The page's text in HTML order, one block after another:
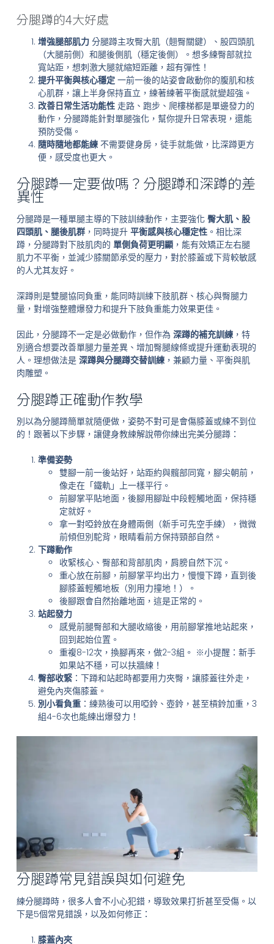
分腿蹲的4大好處
增強腿部肌力分腿蹲主攻臀大肌（翹臀關鍵）、股四頭肌
（大腿前側）和腿後側肌（穩定後側）。想多練臀部就拉
寬站距，想刺激大腿就縮短距離，超有彈性！
提升平衡與核心穩定一前一後的站姿會啟動你的腹肌和核
心肌群，讓上半身保持直立，練著練著平衡感就變超強。
改善日常生活功能性走路、跑步、爬樓梯都是單邊發力的
動作，分腿蹲能針對單腿強化，幫你提升日常表現，還能
預防受傷。
隨時隨地都能練不需要健身房，徒手就能做，比深蹲更方
便，感受度也更大。
分腿蹲一定要做嗎？分腿蹲和深蹲的差
異性
分腿蹲是一種單腿主導的下肢訓練動作，主要強化 臀大肌、股
四頭肌、腿後肌群，同時提升 平衡感與核心穩定性。相比深
蹲，分腿蹲對下肢肌肉的 單側負荷更明顯，能有效矯正左右腿
肌力不平衡，並減少膝關節承受的壓力，對於膝蓋或下背較敏感
的人尤其友好。
深蹲則是雙腿協同負重，能同時訓練下肢肌群、核心與臀腿力
量，對增強整體爆發力和提升下肢負重能力效果更佳。
因此，分腿蹲不一定是必做動作，但作為 深蹲的補充訓練，特
別適合想要改善單腿力量差異、增加臀腿線條或提升運動表現的
人。理想做法是 深蹲與分腿蹲交替訓練，兼顧力量、平衡與肌
肉雕塑。
分腿蹲正確動作教學
別以為分腿蹲簡單就隨便做，姿勢不對可是會傷膝蓋或練不到位
的！跟著以下步驟，讓健身教練解說帶你練出完美分腿蹲：
準備姿勢
雙腳一前一後站好，站距約與髖部同寬，腳尖朝前，
像走在「鐵軌」上一樣平行。
前腳掌平貼地面，後腳用腳趾中段輕觸地面，保持穩
定就好。
拿一對啞鈴放在身體兩側（新手可先空手練），微微
前傾但別駝背，眼睛看前方保持頸部自然。
下蹲動作
收緊核心、臀部和背部肌肉，肩膀自然下沉。
重心放在前腳，前腳掌平均出力，慢慢下蹲，直到後
腳膝蓋輕觸地板（別用力撞地！）。
後腳跟會自然抬離地面，這是正常的。
站起發力
感覺前腿臀部和大腿收縮後，用前腳掌推地站起來，
回到起始位置。
重複8-12次，換腳再來，做2-3組。 ※小提醒：新手
如果站不穩，可以扶牆練！
臀部收緊：下蹲和站起時都要用力夾臀，讓膝蓋往外走，
避免內夾傷膝蓋。
別小看負重：練熟後可以用啞鈴、壺鈴，甚至槓鈴加重，3
組4-6次也能練出爆發力！
分腿蹲常見錯誤與如何避免
練分腿蹲時，很多人會不小心犯錯，導致效果打折甚至受傷。以
下是5個常見錯誤，以及如何修正：
膝蓋內夾